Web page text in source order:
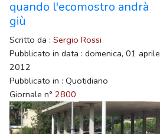
quando l'ecomostro andrà
giù
Scritto da : Sergio Rossi
Pubblicato in data : domenica, 01 aprile
2012
Pubblicato in : Quotidiano
Giornale n° 2800